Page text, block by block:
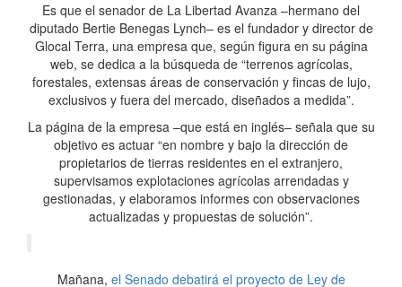
Es que el senador de La Libertad Avanza –hermano del
diputado Bertie Benegas Lynch– es el fundador y director de
Glocal Terra, una empresa que, según figura en su página
web, se dedica a la búsqueda de “terrenos agrícolas,
forestales, extensas áreas de conservación y fincas de lujo,
exclusivos y fuera del mercado, diseñados a medida”.
La página de la empresa –que está en inglés– señala que su
objetivo es actuar “en nombre y bajo la dirección de
propietarios de tierras residentes en el extranjero,
supervisamos explotaciones agrícolas arrendadas y
gestionadas, y elaboramos informes con observaciones
actualizadas y propuestas de solución”.
Mañana, el Senado debatirá el proyecto de Ley de